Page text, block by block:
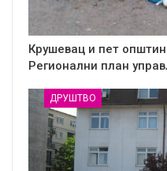
Крушевац и пет
Регионални план
ДРУШТВО